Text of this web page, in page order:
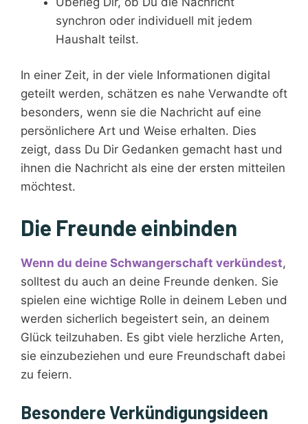
synchron oder individuell mit jedem
Haushalt teilst.
In einer Zeit, in der viele Informationen digital
geteilt werden, schätzen es nahe Verwandte oft
besonders, wenn sie die Nachricht auf eine
persönlichere Art und Weise erhalten. Dies
zeigt, dass Du Dir Gedanken gemacht hast und
ihnen die Nachricht als eine der ersten mitteilen
möchtest.
Die Freunde einbinden
Wenn du deine Schwangerschaft verkündest,
solltest du auch an deine Freunde denken. Sie
spielen eine wichtige Rolle in deinem Leben und
werden sicherlich begeistert sein, an deinem
Glück teilzuhaben. Es gibt viele herzliche Arten,
sie einzubeziehen und eure Freundschaft dabei
zu feiern.
Besondere Verkündigungsideen